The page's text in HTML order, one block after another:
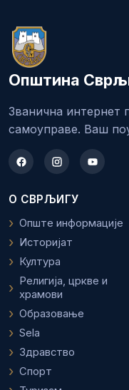
Општина
Званична интернет
самоуправе. Ваш
О СВРЉИГУ
Опште информације
Историјат
Култура
Религија, цркве и
храмови
Образовање
Sela
Здравство
Спорт